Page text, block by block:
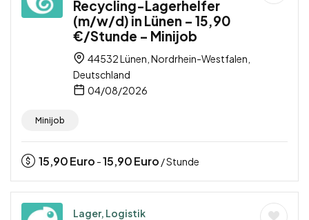
Recycling-Lagerhelfer
(m/w/d) in Lünen – 15,90
€/Stunde – Minijob
44532 Lünen, Nordrhein-Westfalen,
Deutschland
04/08/2026
Minijob
15,90Euro -15,90Euro / Stunde
Lager, Logistik